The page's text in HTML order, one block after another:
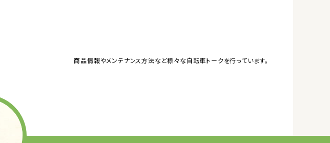
商品情報やメンテナンス方法など様々な自転車トークを行っています。